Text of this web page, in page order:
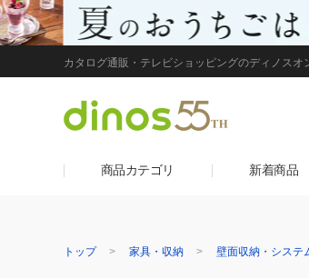
カタログ通販・テレビショッピングのディノスオ
商品カテゴリ 新着商品
トップ 家具・収納 壁面収納・システ